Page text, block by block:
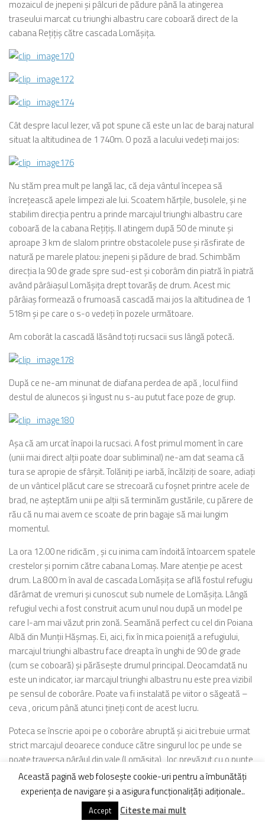
mozaicul de jnepeni şi pâlcuri de pădure până la atingerea
traseului marcat cu triunghi albastru care coboară direct de la
cabana Reţiţiş către cascada Lomăşiţa.
Cât despre lacul Iezer, vă pot spune că este un lac de baraj natural
situat la altitudinea de 1 740m. O poză a lacului vedeţi mai jos:
Nu stăm prea mult pe langă lac, că deja vântul începea să
încreţească apele limpezi ale lui. Scoatem hărţile, busolele, şi ne
stabilim direcţia pentru a prinde marcajul triunghi albastru care
coboară de la cabana Reţiţiş. Il atingem după 50 de minute şi
aproape 3 km de slalom printre obstacolele puse şi răsfirate de
natură pe marele platou: jnepeni şi pădure de brad. Schimbăm
direcţia la 90 de grade spre sud-est şi coborâm din piatră în piatră
având pârâiaşul Lomăşiţa drept tovarăş de drum. Acest mic
pârâiaş formează o frumoasă cascadă mai jos la altitudinea de 1
518m şi pe care o s-o vedeţi în pozele următoare.
Am coborât la cascadă lăsând toţi rucsacii sus lângă potecă.
După ce ne-am minunat de diafana perdea de apă , locul fiind
destul de alunecos şi îngust nu s-au putut face poze de grup.
Aşa că am urcat înapoi la rucsaci. A fost primul moment în care
(unii mai direct alţii poate doar subliminal) ne-am dat seama că
tura se apropie de sfârşit. Tolăniţi pe iarbă, încălziţi de soare, adiaţi
de un vânticel plăcut care se strecoară cu foşnet printre acele de
brad, ne aşteptăm unii pe alţii să terminăm gustările, cu părere de
rău că nu mai avem ce scoate de prin bagaje să mai lungim
momentul.
La ora 12.00 ne ridicăm , şi cu inima cam îndoită întoarcem spatele
crestelor şi pornim către cabana Lomaş. Mare atenţie pe acest
drum. La 800 m în aval de cascada Lomăşiţa se află fostul refugiu
dărâmat de vremuri şi cunoscut sub numele de Lomăşiţa. Lângă
refugiul vechi a fost construit acum unul nou după un model pe
care l-am mai văzut prin zonă. Seamănă perfect cu cel din Poiana
Albă din Munţii Hăşmaş. Ei, aici, fix în mica poieniţă a refugiului,
marcajul triunghi albastru face dreapta în unghi de 90 de grade
(cum se coboară) şi părăseşte drumul principal. Deocamdată nu
este un indicator, iar marcajul triunghi albastru nu este prea vizibil
pe sensul de coborâre. Poate va fi instalată pe viitor o săgeată –
ceva , oricum până atunci ţineţi cont de acest lucru.
Poteca se înscrie apoi pe o coborâre abruptă şi aici trebuie urmat
strict marcajul deoarece conduce către singurul loc pe unde se
poate traversa pârâul din vale (Lomăşiţa) , loc prevăzut cu o punte
de lemn.
La 12.30 suntem dincolo de punte şi coborâm pe versantul drept
Această pagină web folosește cookie-uri pentru a îmbunătăți
experiența de navigare și a asigura funcționalițăți adiționale..
Accept Citeste mai mult